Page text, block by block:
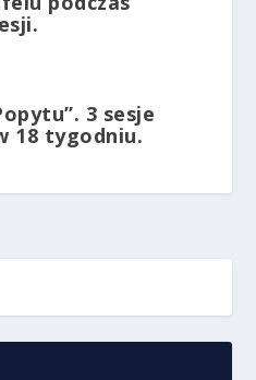
3 sesje
18 tygodniu.